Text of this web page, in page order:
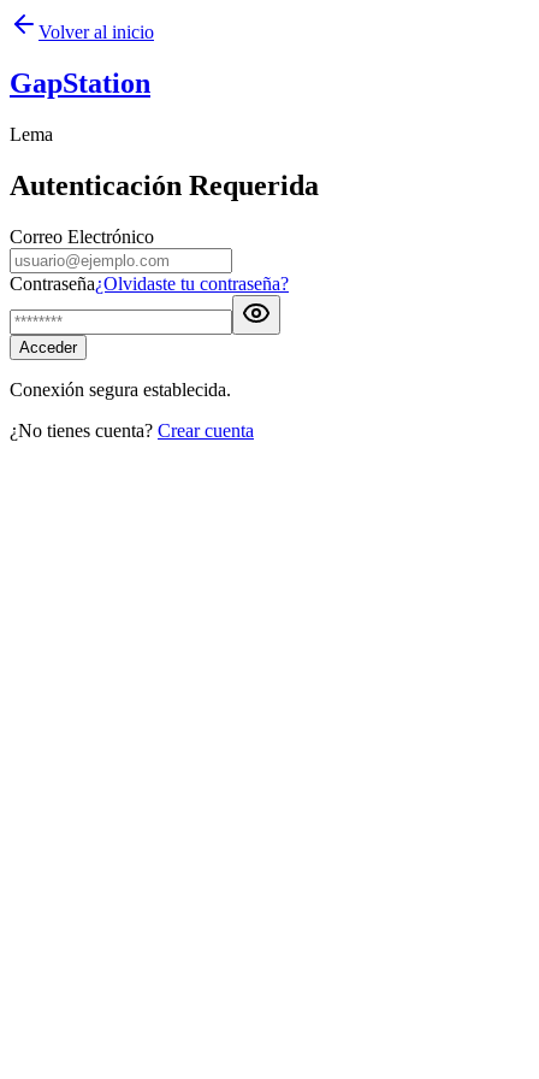
Volver al inicio
GapStation
Lema
Autenticación Requerida
Correo Electrónico
Contraseña¿Olvidaste tu contraseña?
Acceder
Conexión segura establecida.
¿No tienes cuenta? Crear cuenta